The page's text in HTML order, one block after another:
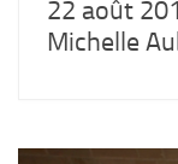
22 août
Michelle